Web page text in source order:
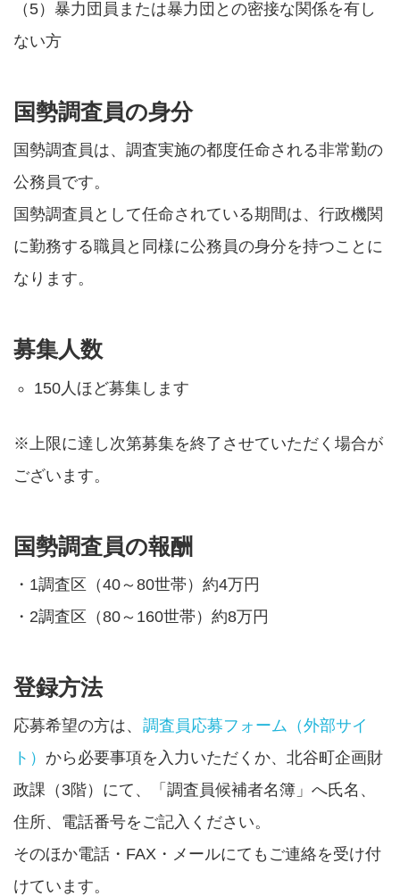
（5）暴力団員または暴力団との密接な関係を有し
ない方
国勢調査員の身分
国勢調査員は、調査実施の都度任命される非常勤の
公務員です。
国勢調査員として任命されている期間は、行政機関
に勤務する職員と同様に公務員の身分を持つことに
なります。
募集人数
150人ほど募集します
※上限に達し次第募集を終了させていただく場合が
ございます。
国勢調査員の報酬
・1調査区（40～80世帯）約4万円
・2調査区（80～160世帯）約8万円
登録方法
応募希望の方は、 調査員応募フォーム（外部サイ
ト） から必要事項を入力いただくか、北谷町企画財
政課（3階）にて、「調査員候補者名簿」へ氏名、
住所、電話番号をご記入ください。
そのほか電話・FAX・メールにてもご連絡を受け付
けています。